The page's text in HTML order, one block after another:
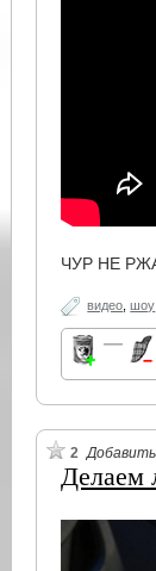
ЧУР НЕ
видео ,шоу
—
2
Делаем